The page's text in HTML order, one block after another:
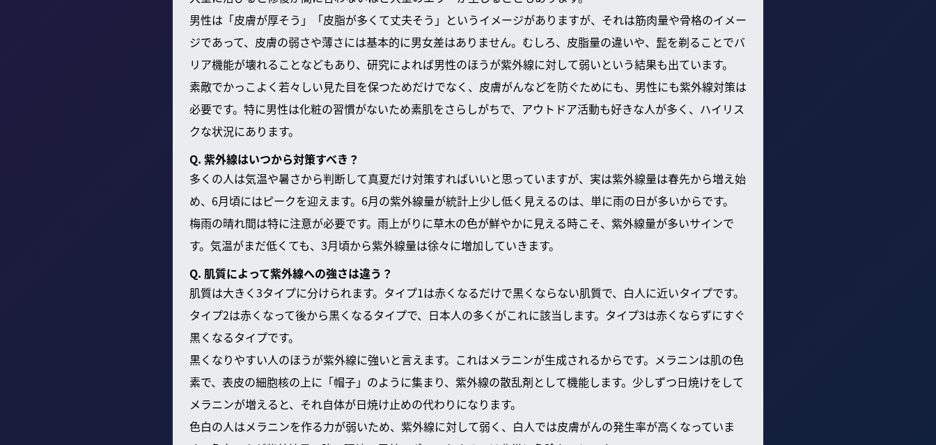
男性は「皮膚が厚そう」「皮脂が多くて丈夫そう」というイメージがありますが、それは筋肉量や骨格のイメー
ジであって、皮膚の弱さや薄さには基本的に男女差はありません。むしろ、皮脂量の違いや、髭を剃ることでバ
リア機能が壊れることなどもあり、研究によれば男性のほうが紫外線に対して弱いという結果も出ています。
素敵でかっこよく若々しい見た目を保つためだけでなく、皮膚がんなどを防ぐためにも、男性にも紫外線対策は
必要です。特に男性は化粧の習慣がないため素肌をさらしがちで、アウトドア活動も好きな人が多く、ハイリス
クな状況にあります。
Q. 紫外線はいつから対策すべき？
多くの人は気温や暑さから判断して真夏だけ対策すればいいと思っていますが、実は紫外線量は春先から増え始
め、6月頃にはピークを迎えます。6月の紫外線量が統計上少し低く見えるのは、単に雨の日が多いからです。
梅雨の晴れ間は特に注意が必要です。雨上がりに草木の色が鮮やかに見える時こそ、紫外線量が多いサインで
す。気温がまだ低くても、3月頃から紫外線量は徐々に増加していきます。
Q. 肌質によって紫外線への強さは違う？
肌質は大きく3タイプに分けられます。タイプ1は赤くなるだけで黒くならない肌質で、白人に近いタイプです。
タイプ2は赤くなって後から黒くなるタイプで、日本人の多くがこれに該当します。タイプ3は赤くならずにすぐ
黒くなるタイプです。
黒くなりやすい人のほうが紫外線に強いと言えます。これはメラニンが生成されるからです。メラニンは肌の色
素で、表皮の細胞核の上に「帽子」のように集まり、紫外線の散乱剤として機能します。少しずつ日焼けをして
メラニンが増えると、それ自体が日焼け止めの代わりになります。
色白の人はメラニンを作る力が弱いため、紫外線に対して弱く、白人では皮膚がんの発生率が高くなっていま